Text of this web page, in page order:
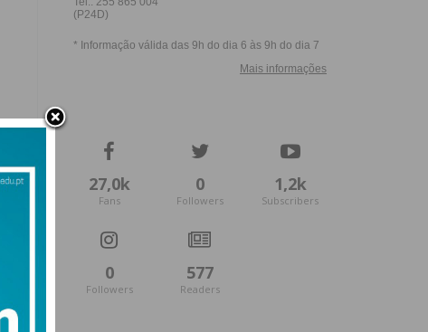
27,0k
Fans
0
Followers
1,2k
Subscribers
0
Followers
577
Readers